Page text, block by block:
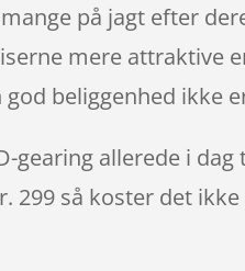
på jagt efter
mere attraktive
beliggenhed ikke
gearing allerede i
så koster det